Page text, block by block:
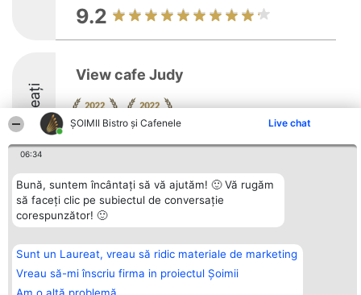
ȘOIMII Bistro și Cafenele Live chat
06:34
Bună, suntem încântați să vă ajutăm! 🙂 Vă rugăm
să faceți clic pe subiectul de conversație
corespunzător! 🙂
Sunt un Laureat, vreau să ridic materiale de marketing
Vreau să-mi înscriu firma in proiectul Șoimii
9.2
Laureați
View cafe Judy
Organizator Ranking
BRIGHT SOLUTIONS BR SRL
Sc. A Et. 4 Ap. 13 Cod 061952
București
CUI 36737675
Laureaților
Reguli
Statut
Politica de